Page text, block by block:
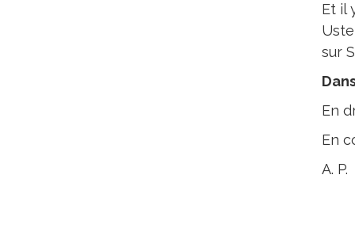
Et il
sur
En
En
A. P.